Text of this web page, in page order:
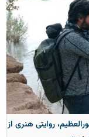
روایتی هنری از